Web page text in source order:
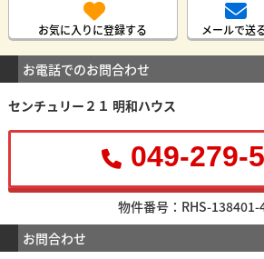
お気に入りに登録する メールで送
お電話でのお問合わせ
センチュリー２１ 明和ハウス
049-279-
物件番号：RHS-138401-
お問合わせ